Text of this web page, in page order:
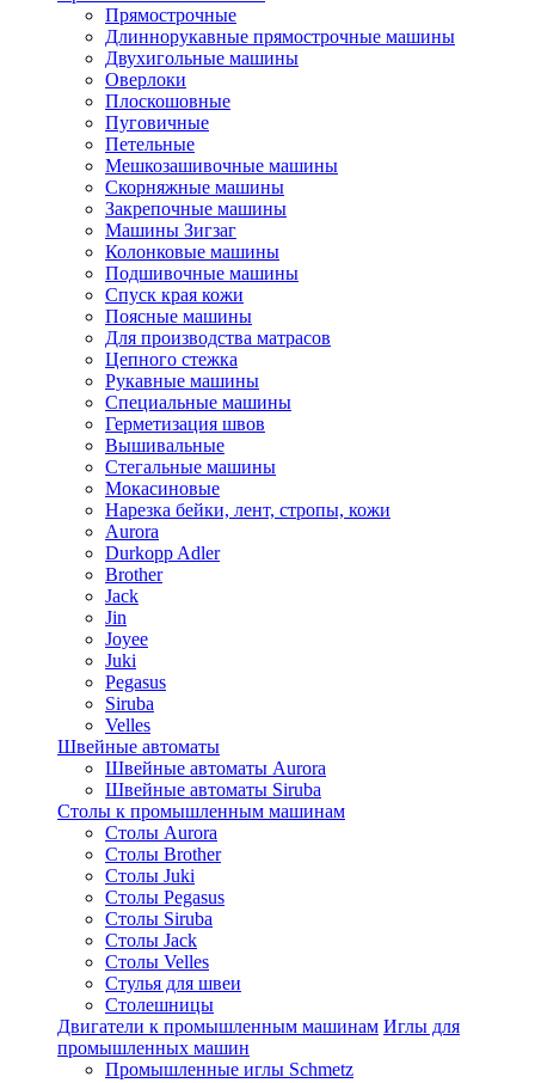
Прямострочные
Длиннорукавные прямострочные машины
Двухигольные машины
Оверлоки
Плоскошовные
Пуговичные
Петельные
Мешкозашивочные машины
Скорняжные машины
Закрепочные машины
Машины Зигзаг
Колонковые машины
Подшивочные машины
Спуск края кожи
Поясные машины
Для производства матрасов
Цепного стежка
Рукавные машины
Специальные машины
Герметизация швов
Вышивальные
Стегальные машины
Мокасиновые
Нарезка бейки, лент, стропы, кожи
Aurora
Durkopp Adler
Brother
Jack
Jin
Joyee
Juki
Pegasus
Siruba
Velles
Швейные автоматы
Швейные автоматы Aurora
Швейные автоматы Siruba
Столы к промышленным машинам
Столы Aurora
Столы Brother
Столы Juki
Столы Pegasus
Столы Siruba
Столы Jack
Столы Velles
Стулья для швеи
Столешницы
Двигатели к промышленным машинам Иглы для
промышленных машин
Промышленные иглы Schmetz